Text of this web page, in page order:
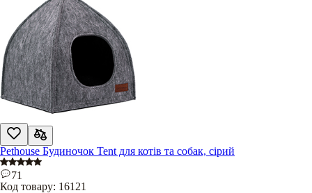
Pethouse Будиночок Tent для котів та собак, сірий
71
Код товару: 16121